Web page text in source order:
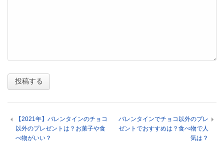
【2021年】バレンタインのチョコ
以外のプレゼントは？お菓子や食
べ物がいい？
バレンタインでチョコ以外のプレ
ゼントでおすすめは？食べ物で人
気は？